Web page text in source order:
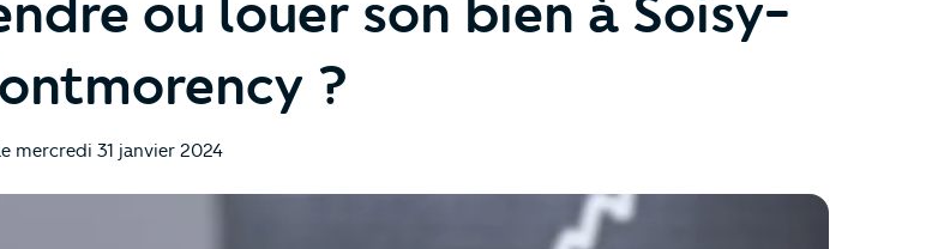
ou louer son bien à Soisy-
?
mercredi 31 janvier 2024